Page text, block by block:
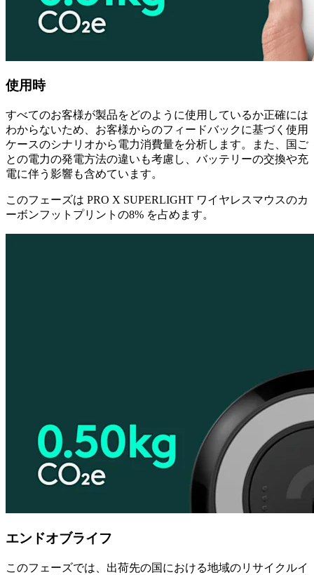
使用時
すべてのお客様が製品をどのように使用しているか正確には
わからないため、お客様からのフィードバックに基づく使用
ケースのシナリオから電力消費量を分析します。また、国ご
との電力の発電方法の違いも考慮し、バッテリーの交換や充
電に伴う影響も含めています。
このフェーズは PRO X SUPERLIGHT ワイヤレスマウスのカ
ーボンフットプリントの8% を占めます。
エンドオブライフ
このフェーズでは、出荷先の国における地域のリサイクルイ